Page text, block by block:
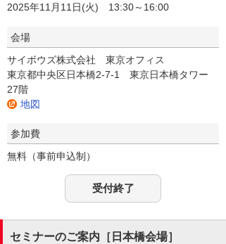
2025年11月11日(火) 13:30～16:00
会場
サイボウズ株式会社 東京オフィス
東京都中央区日本橋2-7-1 東京日本橋タワー
27階
地図
参加費
無料（事前申込制）
受付終了
セミナーのご案内［日本橋会場］